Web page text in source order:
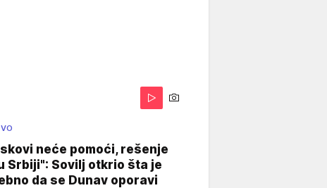
neće pomoći, rešenje
Srbiji": Sovilj otkrio šta je
da se Dunav oporavi